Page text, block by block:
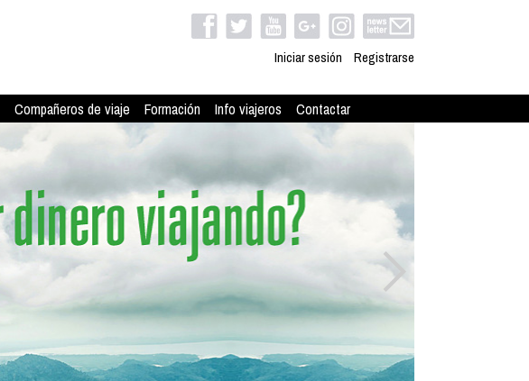
Iniciar sesión Registrarse
Compañeros de viaje Formación Info viajeros Contactar